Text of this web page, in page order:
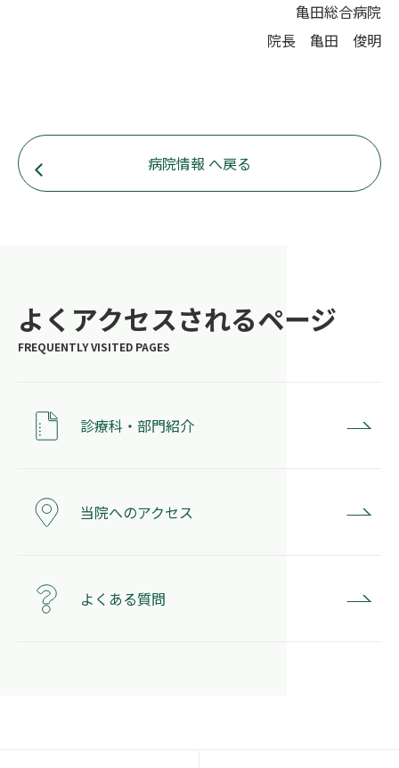
亀田総合病院
院長 亀田 俊明
病院情報 へ戻る
よくアクセスされるページ
診療科・部門紹介
当院へのアクセス
よくある質問